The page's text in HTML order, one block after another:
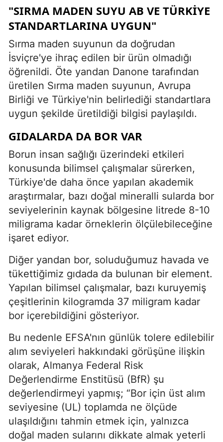
"SIRMA MADEN SUYU AB VE TÜRKIYE
STANDARTLARINA UYGUN"
Sırma maden suyunun da doğrudan
İsviçre'ye ihraç edilen bir ürün olmadığı
öğrenildi. Öte yandan Danone tarafından
üretilen Sırma maden suyunun, Avrupa
Birliği ve Türkiye'nin belirlediği standartlara
uygun şekilde üretildiği bilgisi paylaşıldı.
GIDALARDA DA BOR VAR
Borun insan sağlığı üzerindeki etkileri
konusunda bilimsel çalışmalar sürerken,
Türkiye'de daha önce yapılan akademik
araştırmalar, bazı doğal mineralli sularda bor
seviyelerinin kaynak bölgesine litrede 8-10
miligrama kadar örneklerin ölçülebileceğine
işaret ediyor.
Diğer yandan bor, soluduğumuz havada ve
tükettiğimiz gıdada da bulunan bir element.
Yapılan bilimsel çalışmalar, bazı kuruyemiş
çeşitlerinin kilogramda 37 miligram kadar
bor içerebildiğini gösteriyor.
Bu nedenle EFSA'nın günlük tolere edilebilir
alım seviyeleri hakkındaki görüşüne ilişkin
olarak, Almanya Federal Risk
Değerlendirme Enstitüsü (BfR) şu
değerlendirmeyi yapmış; “Bor için üst alım
seviyesine (UL) toplamda ne ölçüde
ulaşıldığını tahmin etmek için, yalnızca
doğal maden sularını dikkate almak yeterli